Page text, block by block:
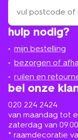
hulp nodig?
mijn bestelling
bezorgen of
ruilen en
bel onze
020 224 2424
van maandag tot
zaterdag van
* raamdecoratie
zoek
een
winkel
bij
in
de
buurt